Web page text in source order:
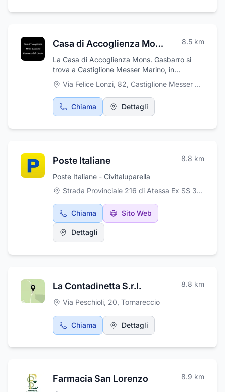
professionalità.
Casa di Accoglienza Mons. Gasbarro Madonna delle Grazie 8.5 km
La Casa di Accoglienza Mons. Gasbarro si
trova a Castiglione Messer Marino, in
provincia di Chieti. Grazie all'impegno ed alla
professionalità dei propri collaboratori, la
Casa di Accoglienza Mons. Gasbarro è in
grado di fornire un prezioso servizio
ad ogni anziano, che necessita di trovare
riposo). La Casa di Accoglienza Mons.
una collaudata ed efficiente organizzazione in
grado di gestire ogni eventualità con grande
Via Felice Lonzi, 82, Castiglione Messer Marino
Chiama Dettagli
Poste Italiane 8.8 km
Poste Italiane - Civitaluparella
Strada Provinciale 216 di Atessa Ex SS 364, 38, Civitaluparella
Chiama Sito Web
Dettagli
La Contadinetta S.r.l. 8.8 km
Via Peschioli, 20, Tornareccio
Chiama Dettagli
Farmacia San Lorenzo 8.9 km